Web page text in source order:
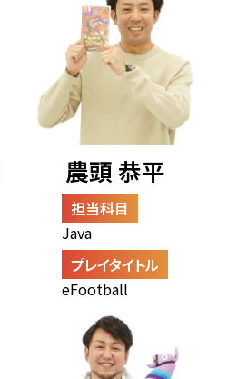
農頭 恭平
担当科目
Java
プレイタイトル
eFootball